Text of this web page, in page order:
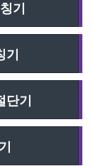
Top2
기
기